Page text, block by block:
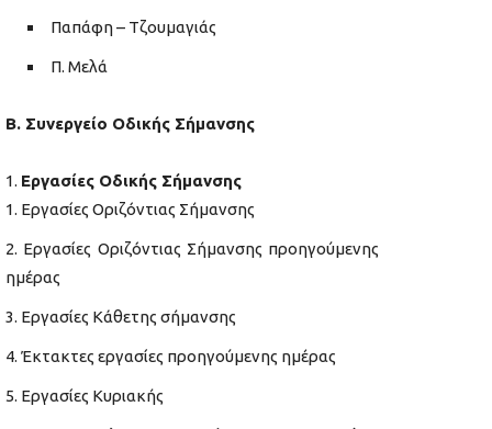
Παπάφη – Τζουμαγιάς
Π. Μελά
Β. Συνεργείο Οδικής Σήμανσης
Εργασίες Οδικής Σήμανσης
Εργασίες Οριζόντιας Σήμανσης
Εργασίες Οριζόντιας Σήμανσης προηγούμενης
ημέρας
Εργασίες Κάθετης σήμανσης
Έκτακτες εργασίες προηγούμενης ημέρας
Εργασίες Κυριακής